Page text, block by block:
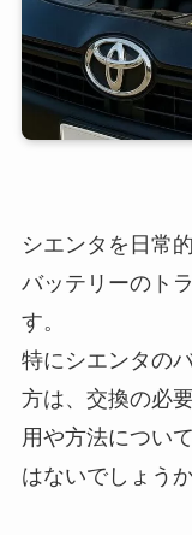
シエンタを日常
バッテリーのト
す。
特にシエンタの
方は、交換の必
用や方法につい
はないでしょうか